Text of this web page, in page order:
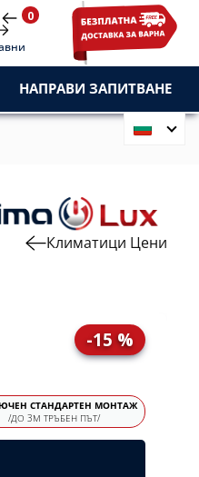
0
НАПРАВИ ЗАПИТВАНЕ
Климатици Цени
-15 %
СТАНДАРТЕН МОНТАЖ
/ДО 3М ТРЪБЕН ПЪТ/